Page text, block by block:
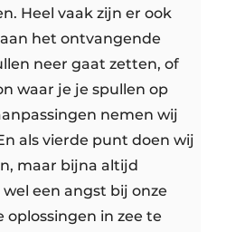
Heel vaak zijn er ook
het ontvangende
neer gaat zetten, of
waar je je spullen op
nemen wij
als vierde punt doen wij
maar bijna altijd
een angst bij onze
in zee te